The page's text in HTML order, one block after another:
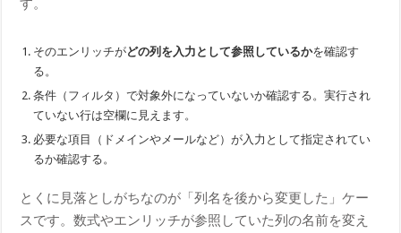
す。
そのエンリッチがどの列を入力として参照しているかを確認す
る。
条件（フィルタ）で対象外になっていないか確認する。実行され
ていない行は空欄に見えます。
必要な項目（ドメインやメールなど）が入力として指定されてい
るか確認する。
とくに見落としがちなのが「列名を後から変更した」ケー
スです。数式やエンリッチが参照していた列の名前を変え